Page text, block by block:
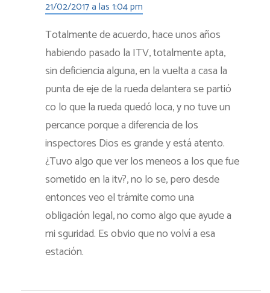
21/02/2017 a las 1:04 pm
Totalmente de acuerdo, hace unos años
habiendo pasado la ITV, totalmente apta,
sin deficiencia alguna, en la vuelta a casa la
punta de eje de la rueda delantera se partió
co lo que la rueda quedó loca, y no tuve un
percance porque a diferencia de los
inspectores Dios es grande y está atento.
¿Tuvo algo que ver los meneos a los que fue
sometido en la itv?, no lo se, pero desde
entonces veo el trámite como una
obligación legal, no como algo que ayude a
mi sguridad. Es obvio que no volví a esa
estación.